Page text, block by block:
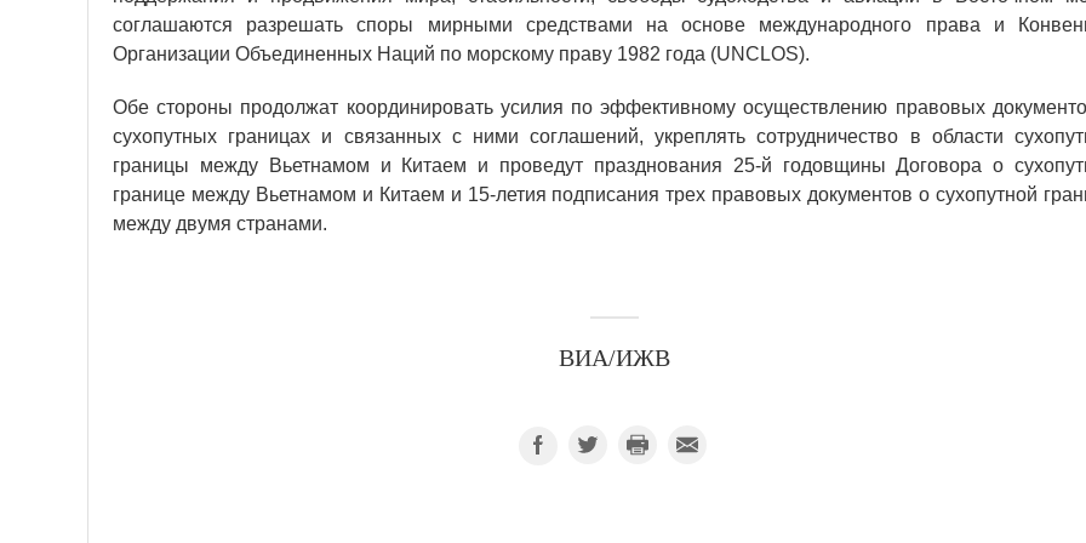
соглашаются разрешать споры мирными средствами на основе международного права и
Организации Объединенных Наций по морскому праву 1982 года (UNCLOS).
Обе стороны продолжат координировать усилия по эффективному осуществлению правовых
сухопутных границах и связанных с ними соглашений, укреплять сотрудничество в области
границы между Вьетнамом и Китаем и проведут празднования 25-й годовщины Договора о
границе между Вьетнамом и Китаем и 15-летия подписания трех правовых документов о сухопутной
между двумя странами.
ВИА/ИЖВ